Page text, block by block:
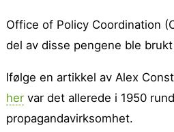
Office of Policy Coordination
del av disse pengene ble
Ifølge en artikkel av Alex
her var det allerede i 1950
propagandavirksomhet.